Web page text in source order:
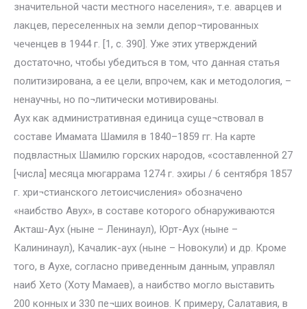
значительной части местного населения», т.е. аварцев и
лакцев, переселенных на земли депор¬тированных
чеченцев в 1944 г. [1, с. 390]. Уже этих утверждений
достаточно, чтобы убедиться в том, что данная статья
политизирована, а ее цели, впрочем, как и методология, –
ненаучны, но по¬литически мотивированы.
Аух как административная единица суще¬ствовал в
составе Имамата Шамиля в 1840–1859 гг. На карте
подвластных Шамилю горских народов, «составленной 27
[числа] месяца мюгаррама 1274 г. эхиры / 6 сентября 1857
г. хри¬стианского летоисчисления» обозначено
«наибство Авух», в составе которого обнаруживаются
Акташ-Аух (ныне – Ленинаул), Юрт-Аух (ныне –
Калининаул), Качалик-аух (ныне – Новокули) и др. Кроме
того, в Аухе, согласно приведенным данным, управлял
наиб Хето (Хоту Мамаев), а наибство могло выставить
200 конных и 330 пе¬ших воинов. К примеру, Салатавия, в